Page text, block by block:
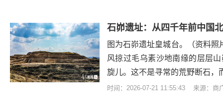
石峁遗址：从四千年前中国
图为石峁遗址皇城台。（资料
风掠过毛乌素沙地南缘的层层
旋儿。这不是寻常的荒野断石，
时间：2026-07-21 11:55:43 来源：商